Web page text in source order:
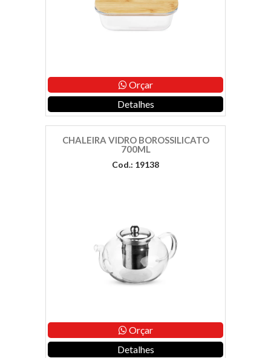
Orçar
Detalhes
CHALEIRA VIDRO BOROSSILICATO
700ML
Cod.: 19138
Orçar
Detalhes